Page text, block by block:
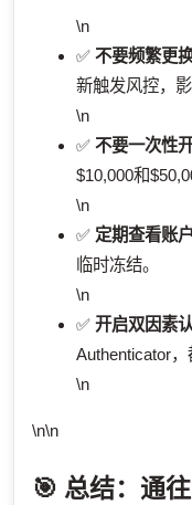
\n
✅ 不要频繁更
新触发风控，影
\n
✅ 不要一次性
$10,000和
\n
✅ 定期查看账
临时冻结。
\n
✅ 开启双因素
Authenticator，
\n
\n\n
🎯 总结：通